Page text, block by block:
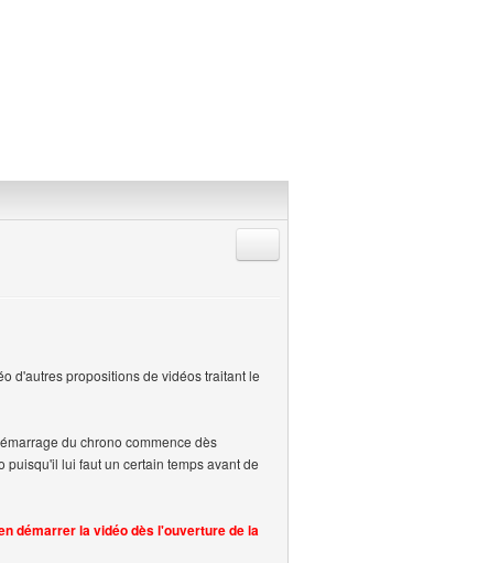
d'autres propositions de vidéos traitant le
du chrono commence dès
lui faut un certain temps avant de
démarrer la vidéo dès l'ouverture de la